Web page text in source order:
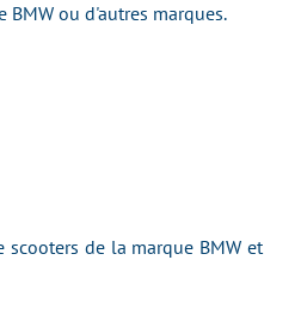
ou d'autres marques.
de la marque BMW et